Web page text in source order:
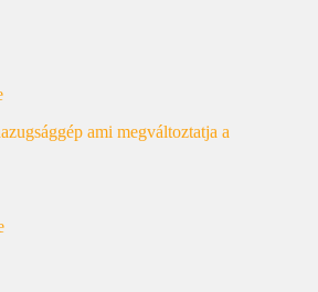
ami megváltoztatja a